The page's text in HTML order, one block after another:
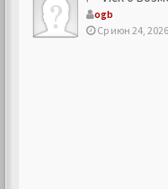
ogb
Ср июн 24,